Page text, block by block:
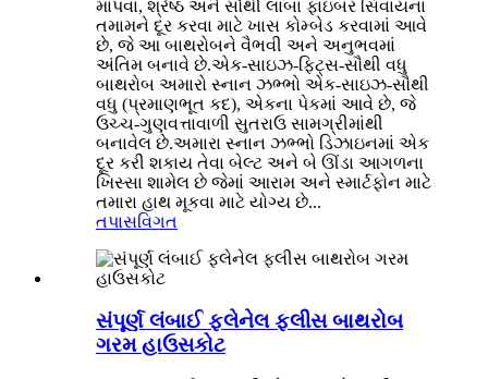
માપવા, શ્રેષ્ઠ અને સૌથી લાંબા ફાઇબર સિવાયના
તમામને દૂર કરવા માટે ખાસ કોમ્બેડ કરવામાં આવે
છે, જે આ બાથરોબને વૈભવી અને અનુભવમાં
અંતિમ બનાવે છે.એક-સાઇઝ-ફિટ્સ-સૌથી વધુ
બાથરોબ અમારો સ્નાન ઝભ્ભો એક-સાઇઝ-સૌથી
વધુ (પ્રમાણભૂત કદ), એકના પેકમાં આવે છે, જે
ઉચ્ચ-ગુણવત્તાવાળી સુતરાઉ સામગ્રીમાંથી
બનાવેલ છે.અમારા સ્નાન ઝભ્ભો ડિઝાઇનમાં એક
દૂર કરી શકાય તેવા બેલ્ટ અને બે ઊંડા આગળના
ખિસ્સા શામેલ છે જેમાં આરામ અને સ્માર્ટફોન માટે
તમારા હાથ મૂકવા માટે યોગ્ય છે...
તપાસવિગત
સંપૂર્ણ લંબાઈ ફ્લેનેલ ફ્લીસ બાથરોબ
ગરમ હાઉસકોટ